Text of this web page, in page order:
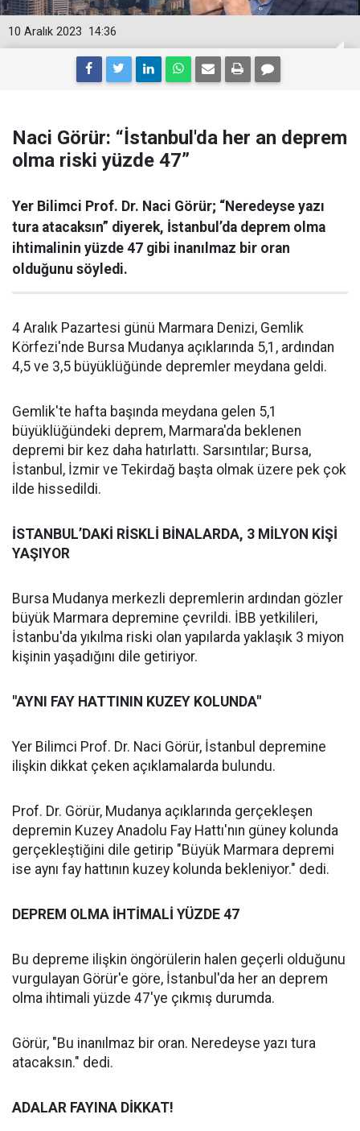
14:36
10 Aralık 2023
Naci Görür: “İstanbul'da her an deprem
olma riski yüzde 47”
Yer Bilimci Prof. Dr. Naci Görür; “Neredeyse yazı
tura atacaksın” diyerek, İstanbul’da deprem olma
ihtimalinin yüzde 47 gibi inanılmaz bir oran
olduğunu söyledi.
4 Aralık Pazartesi günü Marmara Denizi, Gemlik
Körfezi'nde Bursa Mudanya açıklarında 5,1, ardından
4,5 ve 3,5 büyüklüğünde depremler meydana geldi.
Gemlik'te hafta başında meydana gelen 5,1
büyüklüğündeki deprem, Marmara'da beklenen
depremi bir kez daha hatırlattı. Sarsıntılar; Bursa,
İstanbul, İzmir ve Tekirdağ başta olmak üzere pek çok
ilde hissedildi.
İSTANBUL’DAKİ RİSKLİ BİNALARDA, 3 MİLYON KİŞİ
YAŞIYOR
Bursa Mudanya merkezli depremlerin ardından gözler
büyük Marmara depremine çevrildi. İBB yetkilileri,
İstanbu'da yıkılma riski olan yapılarda yaklaşık 3 miyon
kişinin yaşadığını dile getiriyor.
"AYNI FAY HATTININ KUZEY KOLUNDA"
Yer Bilimci Prof. Dr. Naci Görür, İstanbul depremine
ilişkin dikkat çeken açıklamalarda bulundu.
Prof. Dr. Görür, Mudanya açıklarında gerçekleşen
depremin Kuzey Anadolu Fay Hattı'nın güney kolunda
gerçekleştiğini dile getirip "Büyük Marmara depremi
ise aynı fay hattının kuzey kolunda bekleniyor." dedi.
DEPREM OLMA İHTİMALİ YÜZDE 47
Bu depreme ilişkin öngörülerin halen geçerli olduğunu
vurgulayan Görür'e göre, İstanbul'da her an deprem
olma ihtimali yüzde 47'ye çıkmış durumda.
Görür, "Bu inanılmaz bir oran. Neredeyse yazı tura
atacaksın." dedi.
ADALAR FAYINA DİKKAT!